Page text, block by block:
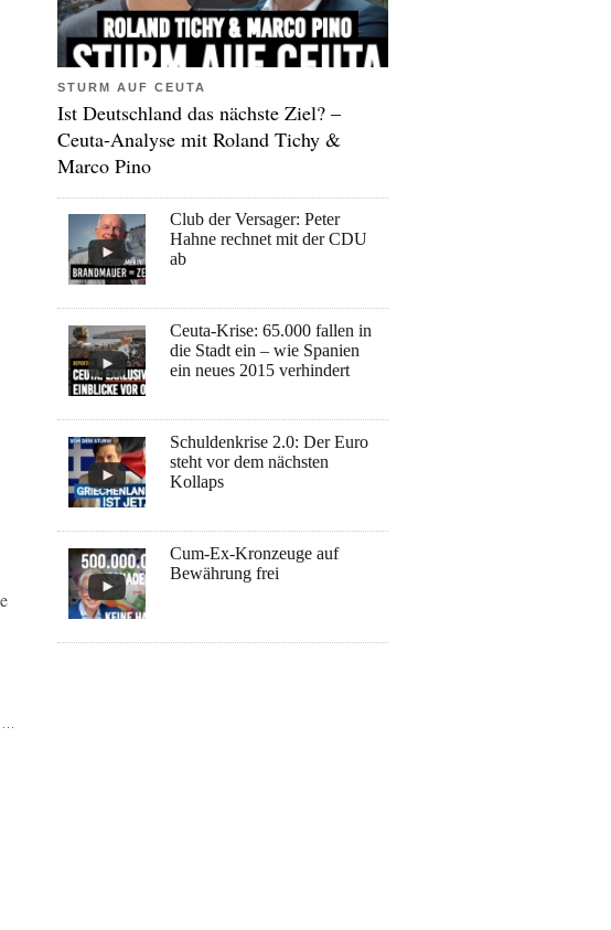
STURM AUF CEUTA
Ist Deutschland das nächste Ziel? –
Ceuta-Analyse mit Roland Tichy &
Marco Pino
Club der Versager: Peter
Hahne rechnet mit der CDU
ab
Ceuta-Krise: 65.000 fallen in
die Stadt ein – wie Spanien
ein neues 2015 verhindert
Schuldenkrise 2.0: Der Euro
steht vor dem nächsten
Kollaps
Cum-Ex-Kronzeuge auf
Bewährung frei